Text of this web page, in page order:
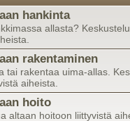
hankinta
allasta?
rakentaminen
tai rakentaa uima-allas.
aiheista.
hoito
altaan hoitoon liittyvistä